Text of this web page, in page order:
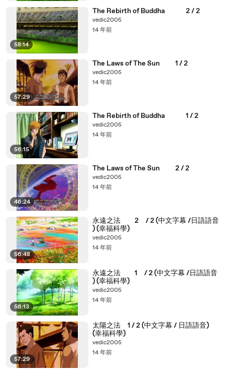
58:14
The Rebirth of Buddha 2 / 2
vedic2005
14 年前
57:29
The Laws of The Sun 1 / 2
vedic2005
14 年前
56:15
The Rebirth of Buddha 1 / 2
vedic2005
14 年前
46:24
The Laws of The Sun 2 / 2
vedic2005
14 年前
56:48
永遠之法 2 / 2 (中文字幕 /日語語音
) (幸福科學)
vedic2005
14 年前
56:13
永遠之法 1 / 2 (中文字幕 /日語語音
) (幸福科學)
vedic2005
14 年前
57:29
太陽之法 1 / 2 (中文字幕 / 日語語音)
(幸福科學)
vedic2005
14 年前